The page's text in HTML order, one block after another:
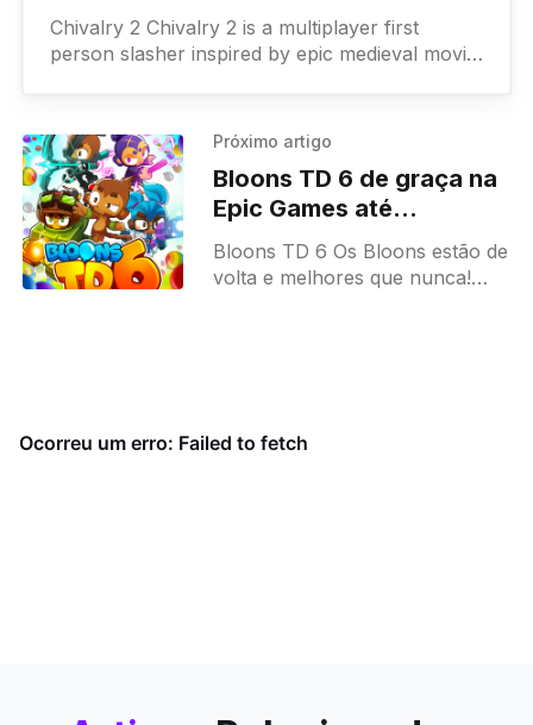
Chivalry 2 Chivalry 2 is a multiplayer first
person slasher inspired by epic medieval movie
Próximo artigo
Bloons TD 6 de graça na
Epic Games até
15/01/2026
Bloons TD 6 Os Bloons estão de
volta e melhores que nunca!